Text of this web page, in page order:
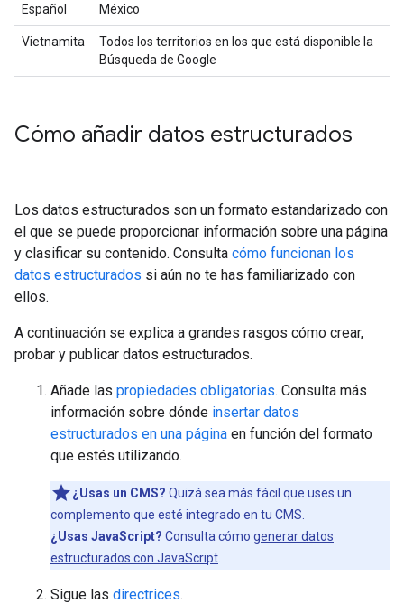
Español México
Vietnamita
Todos los territorios en los que está disponible la
Búsqueda de Google
Cómo añadir datos estructurados
Los datos estructurados son un formato estandarizado con
el que se puede proporcionar información sobre una página
y clasificar su contenido. Consulta cómo funcionan los
datos estructurados si aún no te has familiarizado con
ellos.
A continuación se explica a grandes rasgos cómo crear,
probar y publicar datos estructurados.
Añade las propiedades obligatorias. Consulta más
información sobre dónde insertar datos
estructurados en una página en función del formato
que estés utilizando.
¿Usas un CMS? Quizá sea más fácil que uses un
complemento que esté integrado en tu CMS.
¿Usas JavaScript? Consulta cómo generar datos
estructurados con JavaScript
Sigue las directrices.